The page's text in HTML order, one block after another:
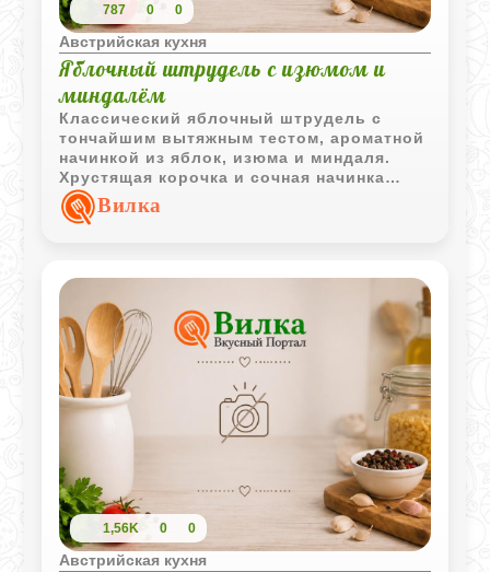
787 0 0
Австрийская кухня
Яблочный штрудель с изюмом и
миндалём
Классический яблочный штрудель с
тончайшим вытяжным тестом, ароматной
начинкой из яблок, изюма и миндаля.
Хрустящая корочка и сочная начинка
делают этот десерт настоящей классикой
домашней выпечки.
Вилка
1,56K 0 0
Австрийская кухня